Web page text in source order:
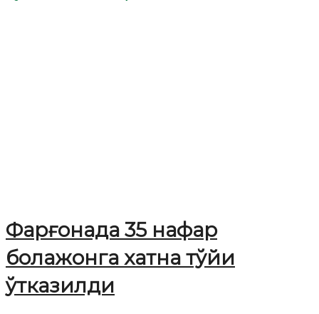
Фарғонада 35 нафар
болажонга хатна тўйи
ўтказилди